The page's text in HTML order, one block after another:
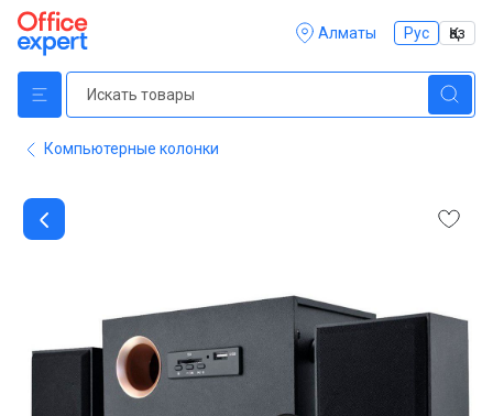
Алматы Рус Қаз
Компьютерные колонки